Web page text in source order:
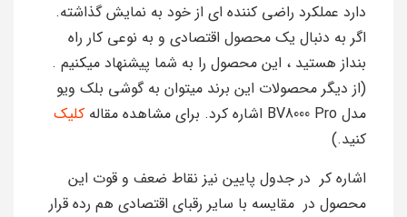
دارد عملکرد راضی کننده ای از خود به نمایش گذاشته.
اگر به دنبال یک محصول اقتصادی و به نوعی کار راه
بنداز هستید ، این محصول را به شما پیشنهاد میکنیم .
(از دیگر محصولات این برند میتوان به گوشی بلک ویو
مدل BV8000 Pro اشاره کرد. برای مشاهده مقاله
کلیک
کنید.)
اشاره کر در جدول پایین نیز نقاط ضعف و قوت این
محصول در مقایسه با سایر رقبای اقتصادی هم رده قرار